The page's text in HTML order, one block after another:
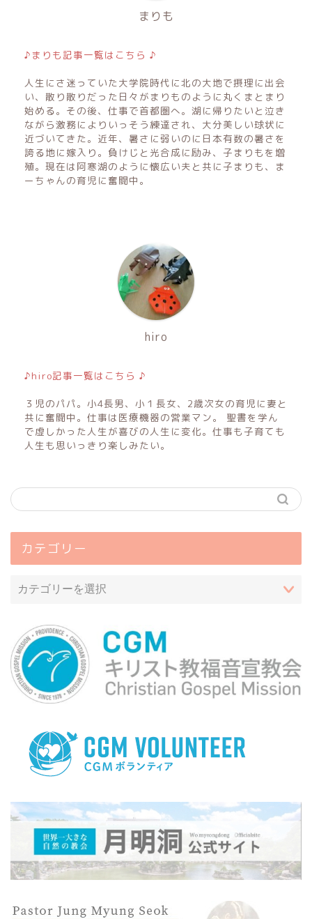
まりも
♪まりも記事一覧はこちら ♪
人生にさ迷っていた大学院時代に北の大地で摂理に出会
い、散り散りだった日々がまりものように丸くまとまり
始める。その後、仕事で首都圏へ。湖に帰りたいと泣き
ながら激務によりいっそう練達され、大分美しい球状に
近づいてきた。近年、暑さに弱いのに日本有数の暑さを
誇る地に嫁入り。負けじと光合成に励み、子まりもを増
殖。現在は阿寒湖のように懐広い夫と共に子まりも、ま
ーちゃんの育児に奮闘中。
hiro
♪hiro記事一覧はこちら ♪
３児のパパ。小4長男、小１長女、2歳次女の育児に妻と
共に奮闘中。仕事は医療機器の営業マン。 聖書を学ん
で虚しかった人生が喜びの人生に変化。仕事も子育ても
人生も思いっきり楽しみたい。
カテゴリー